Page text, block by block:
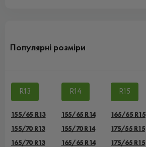
Популярні розміри
R13
155/65 R13
155/70 R13
165/70 R13
R14
155/65 R14
155/70 R14
165/65 R14
R15
165/65 R15
175/55 R15
175/65 R15